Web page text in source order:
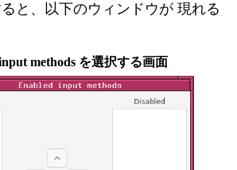
と、以下のウィンドウが 現れる
methods を選択する画面